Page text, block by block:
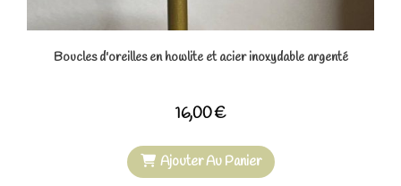
Boucles d'oreilles en howlite et